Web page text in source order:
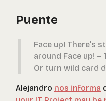
Puente
Face up! There's
around Face up! –
Or turn wild card
Alejandro nos informa